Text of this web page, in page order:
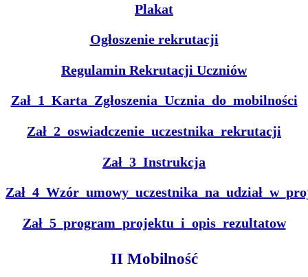
Plakat
Ogłoszenie rekrutacji
Regulamin Rekrutacji Uczniów
Zał_1_Karta_Zgłoszenia_Ucznia_do_mobilności
Zał_2_oswiadczenie_uczestnika_rekrutacji
Zał_3_Instrukcja
Zał_5_program_projektu_i_opis_rezultatow
II Mobilność